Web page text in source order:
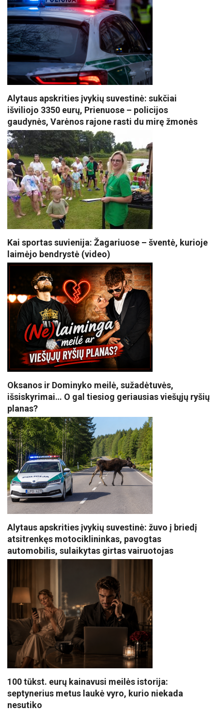
Alytaus apskrities įvykių suvestinė: sukčiai
išviliojo 3350 eurų, Prienuose – policijos
gaudynės, Varėnos rajone rasti du mirę žmonės
Kai sportas suvienija: Žagariuose – šventė, kurioje
laimėjo bendrystė (video)
Oksanos ir Dominyko meilė, sužadėtuvės,
išsiskyrimai… O gal tiesiog geriausias viešųjų ryšių
planas?
Alytaus apskrities įvykių suvestinė: žuvo į briedį
atsitrenkęs motociklininkas, pavogtas
automobilis, sulaikytas girtas vairuotojas
100 tūkst. eurų kainavusi meilės istorija:
septynerius metus laukė vyro, kurio niekada
nesutiko